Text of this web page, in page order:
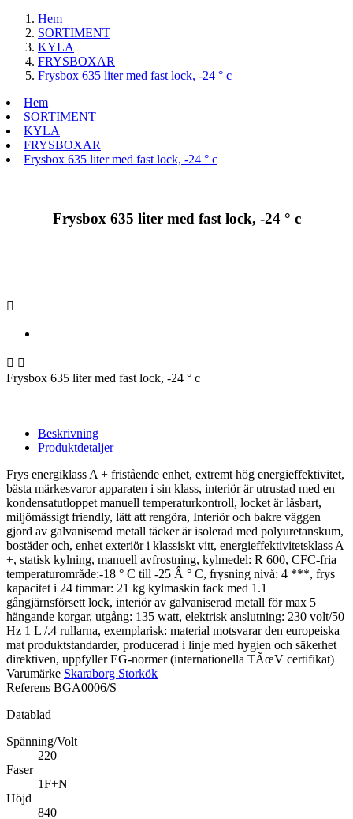
Hem
SORTIMENT
KYLA
FRYSBOXAR
Frysbox 635 liter med fast lock, -24 ° c
Hem
SORTIMENT
KYLA
FRYSBOXAR
Frysbox 635 liter med fast lock, -24 ° c
Frysbox 635 liter med fast lock, -24 ° c

 
Frysbox 635 liter med fast lock, -24 ° c
Beskrivning
Produktdetaljer
Frys energiklass A + fristående enhet, extremt hög energieffektivitet,
bästa märkesvaror apparaten i sin klass, interiör är utrustad med en
kondensatutloppet manuell temperaturkontroll, locket är låsbart,
miljömässigt friendly, lätt att rengöra, Interiör och bakre väggen
gjord av galvaniserad metall täcker är isolerad med polyuretanskum,
bostäder och, enhet exteriör i klassiskt vitt, energieffektivitetsklass A
+, statisk kylning, manuell avfrostning, kylmedel: R 600, CFC-fria
temperaturområde:-18 ° C till -25 Â ° C, frysning nivå: 4 ***, frys
kapacitet i 24 timmar: 21 kg kylmaskin fack med 1.1
gångjärnsförsett lock, interiör av galvaniserad metall för max 5
hängande korgar, utgång: 135 watt, elektrisk anslutning: 230 volt/50
Hz 1 L /.4 rullarna, exemplarisk: material motsvarar den europeiska
mat produktstandarder, producerad i linje med hygien och säkerhet
direktiven, uppfyller EG-normer (internationella TÃœV certifikat)
Varumärke Skaraborg Storkök
Referens BGA0006/S
Datablad
Spänning/Volt
220
Faser
1F+N
Höjd
840